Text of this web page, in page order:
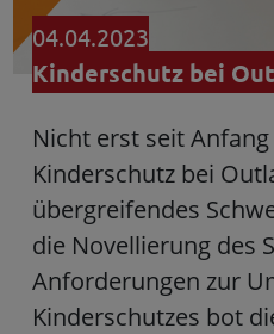
04.04.2023
Kinderschutz bei
Nicht erst seit
Kinderschutz bei
übergreifendes
die Novellierung des
Anforderungen zur
Kinderschutzes bot